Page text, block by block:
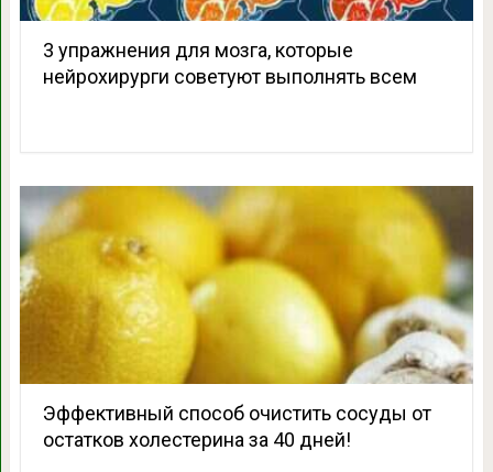
3 упражнения для мозга, которые
нейрохирурги советуют выполнять всем
Эффективный способ очистить сосуды от
остатков холестерина за 40 дней!